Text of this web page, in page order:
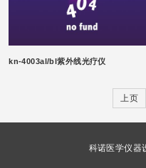
kn-4003al/bl紫外线光疗仪
上页
科诺医学仪器